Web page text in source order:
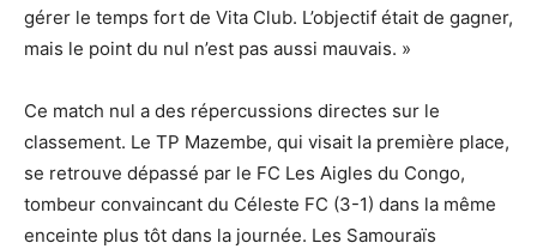
gérer le temps fort de Vita Club. L’objectif était de gagner,
mais le point du nul n’est pas aussi mauvais. »
Ce match nul a des répercussions directes sur le
classement. Le TP Mazembe, qui visait la première place,
se retrouve dépassé par le FC Les Aigles du Congo,
tombeur convaincant du Céleste FC (3-1) dans la même
enceinte plus tôt dans la journée. Les Samouraïs